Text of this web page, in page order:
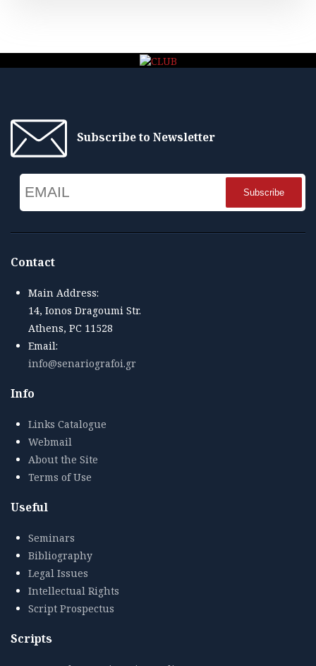
Subscribe to Newsletter
Name
Contact
Main Address:
14, Ionos Dragoumi Str.
Athens, PC 11528
Email:
info@senariografoi.gr
Info
Links Catalogue
Webmail
About the Site
Terms of Use
Useful
Seminars
Bibliography
Legal Issues
Intellectual Rights
Script Prospectus
Scripts